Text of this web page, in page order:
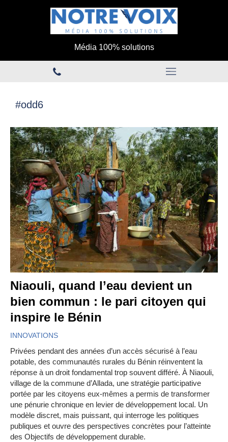
Média 100% solutions
#odd6
Niaouli, quand l’eau devient un
bien commun : le pari citoyen qui
inspire le Bénin
INNOVATIONS
Privées pendant des années d’un accès sécurisé à l’eau
potable, des communautés rurales du Bénin réinventent la
réponse à un droit fondamental trop souvent différé. À Niaouli,
village de la commune d’Allada, une stratégie participative
portée par les citoyens eux-mêmes a permis de transformer
une pénurie chronique en levier de développement local. Un
modèle discret, mais puissant, qui interroge les politiques
publiques et ouvre des perspectives concrètes pour l’atteinte
des Objectifs de développement durable.